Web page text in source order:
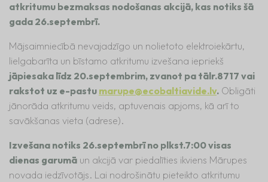
atkritumu bezmaksas nodošanas akcijā, kas notiks šā
gada 26.septembrī.
Mājsaimniecībā nevajadzīgo un nolietoto elektroiekārtu,
lielgabarīta un bīstamo atkritumu izvešana iepriekš
jāpiesaka līdz 20.septembrim, zvanot pa tālr.8717 vai
rakstot uz e-pastu marupe@ecobaltiavide.lv. Obligāti
jānorāda atkritumu veids, aptuvenais apjoms, kā arī to
savākšanas vieta (adrese).
Izvešana notiks 26.septembrī no plkst.7:00 visas
dienas garumā un akcijā var piedalīties ikviens Mārupes
novada iedzīvotājs. Lai nodrošinātu pieteikto atkritumu